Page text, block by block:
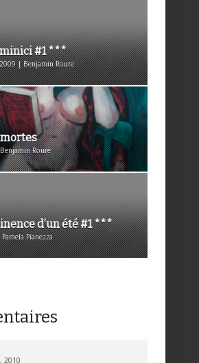
#1 ***
| Benjamin Roure
Roure
d’un été #1 ***
Pianezza
2010